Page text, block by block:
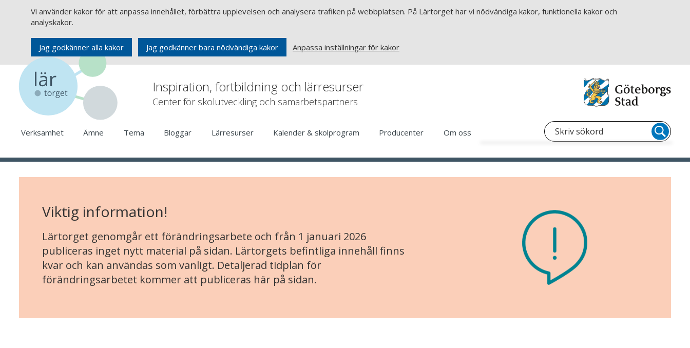
Vi använder kakor för att anpassa innehållet, förbättra upplevelsen och analysera trafiken på webbplatsen. På Lärtorget har vi nödvändiga kakor, funktionella kakor och
analyskakor.
Jag godkänner alla kakor Jag godkänner bara nödvändiga kakor Anpassa inställningar för kakor
Inspiration, fortbildning och lärresurser
Center för skolutveckling och samarbetspartners
Verksamhet Ämne Tema Bloggar Lärresurser Kalender & skolprogram Producenter Om oss
Viktig information!
Lärtorget genomgår ett förändringsarbete och från 1 januari 2026
publiceras inget nytt material på sidan. Lärtorgets befintliga innehåll finns
kvar och kan användas som vanligt. Detaljerad tidplan för
förändringsarbetet kommer att publiceras här på sidan.